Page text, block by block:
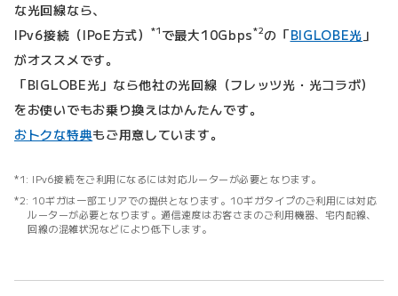
な光回線なら、
IPv6接続（IPoE方式）
*1 で最大10Gbps*2の「BIGLOBE光 」
がオススメです。
「BIGLOBE光」なら他社の光回線（フレッツ光・光コラボ）
をお使いでもお乗り換えはかんたんです。
おトクな特典もご用意しています。
IPv6接続をご利用になるには対応ルーターが必要となります。
10ギガは一部エリアでの提供となります。10ギガタイプのご利用には対応
ルーターが必要となります。通信速度はお客さまのご利用機器、宅内配線、
回線の混雑状況などにより低下します。